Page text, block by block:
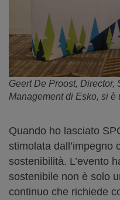
Geert De Proost,
Management di Esko, si
Quando ho lasciato
stimolata dall’impegno
sostenibilità. L’evento
sostenibile non è solo
continuo che richiede